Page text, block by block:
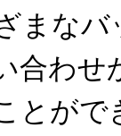
まな
合わせ
とが